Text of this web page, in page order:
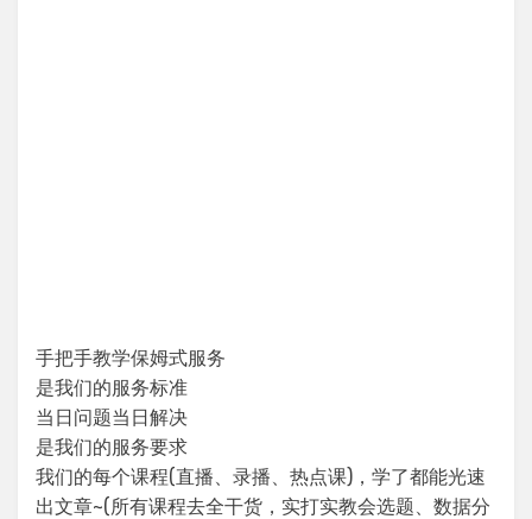
手把手教学保姆式服务
是我们的服务标准
当日问题当日解决
是我们的服务要求
我们的每个课程(直播、录播、热点课)，学了都能光速
出文章~(所有课程去全干货，实打实教会选题、数据分